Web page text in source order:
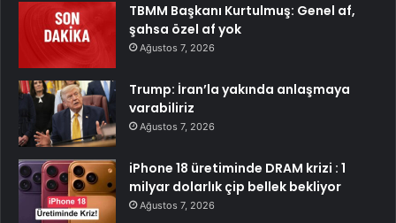
TBMM Başkanı Kurtulmuş: Genel af,
şahsa özel af yok
Ağustos 7, 2026
Trump: İran’la yakında anlaşmaya
varabiliriz
Ağustos 7, 2026
iPhone 18 üretiminde DRAM krizi : 1
milyar dolarlık çip bellek bekliyor
Ağustos 7, 2026